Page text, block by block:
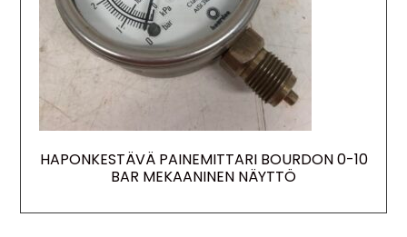
HAPONKESTÄVÄ PAINEMITTARI BOURDON 0-10
BAR MEKAANINEN NÄYTTÖ